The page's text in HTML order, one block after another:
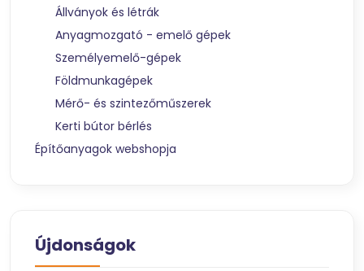
Állványok és létrák
Anyagmozgató - emelő gépek
Személyemelő-gépek
Földmunkagépek
Mérő- és szintezőműszerek
Kerti bútor bérlés
Építőanyagok webshopja
Újdonságok